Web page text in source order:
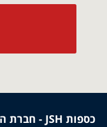
כספות JSH - חברת הכספות הגדולה בישראל